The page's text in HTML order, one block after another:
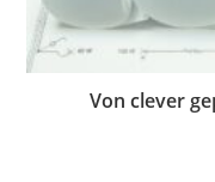
Von clever